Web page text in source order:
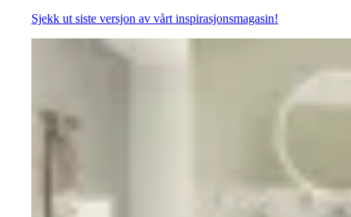
Sjekk ut siste versjon av vårt inspirasjonsmagasin!